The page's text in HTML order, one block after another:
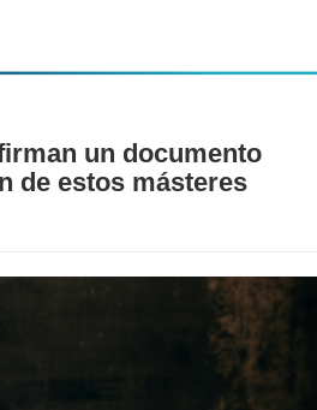
un documento
de estos másteres